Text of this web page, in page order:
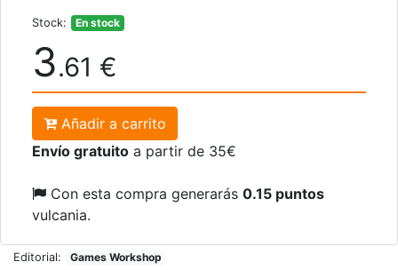
Stock: En stock
3.61 €
Añadir a carrito
Envío gratuito a partir de 35€
Con esta compra generarás 0.15 puntos
vulcania.
Editorial:
Games Workshop